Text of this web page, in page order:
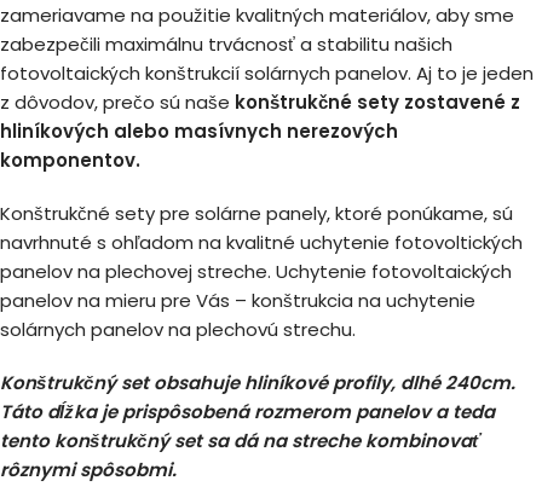
zameriavame na použitie kvalitných materiálov, aby sme
zabezpečili maximálnu trvácnosť a stabilitu našich
fotovoltaických konštrukcií solárnych panelov. Aj to je jeden
z dôvodov, prečo sú naše konštrukčné sety zostavené z
hliníkových alebo masívnych nerezových
komponentov.
Konštrukčné sety pre solárne panely, ktoré ponúkame, sú
navrhnuté s ohľadom na kvalitné uchytenie fotovoltických
panelov na plechovej streche. Uchytenie fotovoltaických
panelov na mieru pre Vás – konštrukcia na uchytenie
solárnych panelov na plechovú strechu.
Konštrukčný set obsahuje hliníkové profily, dlhé 240cm.
Táto dĺžka je prispôsobená rozmerom panelov a teda
tento konštrukčný set sa dá na streche kombinovať
rôznymi spôsobmi.